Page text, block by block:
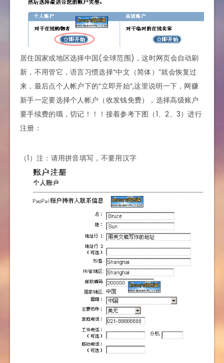
居住国家或地区选择中国(全球范围)，这时网页会自动刷
新，不用管它，语言习惯选择“中文（简体）”就会恢复过
来，最后点个人帐户下的“立即开始”,这里说明一下，网赚
新手一定要选择个人帐户（收发钱免费），选择高级账户
要手续费的哦，切记！！！接着参考下图（1、2、3）进行
注册：
（1）注：请用拼音填写，不要用汉字